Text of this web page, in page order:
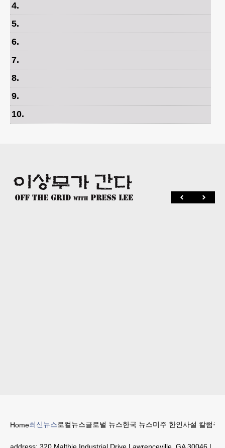
4.
5.
6.
7.
8.
9.
10.
Home최신뉴스로컬뉴스글로벌 뉴스한국 뉴스미주 한인사설 칼럼구